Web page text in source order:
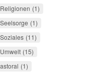
1
1
11
15
1